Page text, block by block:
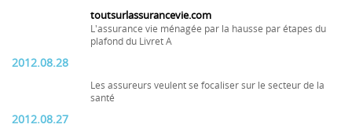
toutsurlassurancevie.com
L'assurance vie ménagée par la hausse par étapes du
plafond du Livret A
2012.08.28
Les assureurs veulent se focaliser sur le secteur de la
santé
2012.08.27